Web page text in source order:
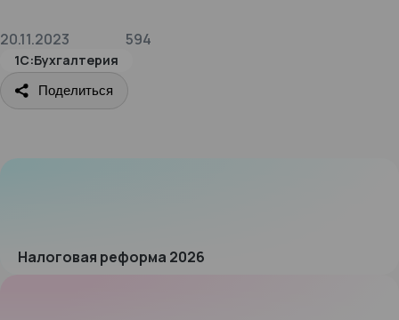
20.11.2023 594
1С:Бухгалтерия
Поделиться
Налоговая реформа 2026